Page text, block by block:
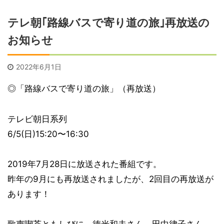
テレ朝｢路線バスで寄り道の旅｣再放送の
お知らせ
2022年6月1日
◎「路線バスで寄り道の旅」（再放送）
テレビ朝日系列
6/5(日)15:20〜16:30
2019年7月28日に放送された番組です。
昨年の9月にも再放送されましたが、2回目の再放送が
あります！